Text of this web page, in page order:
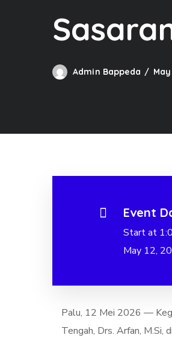
Admin Bappeda
Event
Start at
May 12,
Palu, 12 Mei 2026 —
Tengah, Drs. Arfan, M.Si,